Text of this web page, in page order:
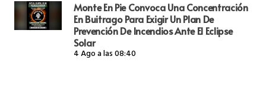
Monte En Pie Convoca Una Concentración
En Buitrago Para Exigir Un Plan De
Prevención De Incendios Ante El Eclipse
Solar
4 Ago a las 08:40